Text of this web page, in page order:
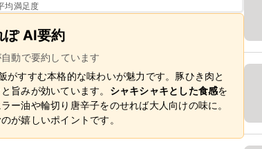
均満足度
ぽ AI要約
動で要約しています
がすすむ本格的な味わいが魅力です。豚ひき肉と
旨みが効いています。 シャキシャキとした食感を
ー油や輪切り唐辛子をのせれば大人向けの味に。
が嬉しいポイントです。